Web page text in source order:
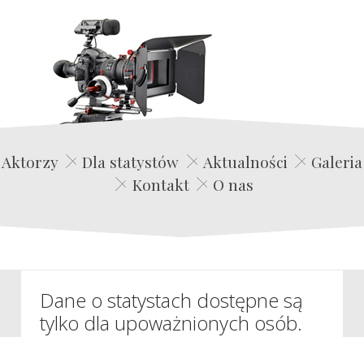
Edwin Film Agencja Aktorska
Aktorzy Dla statystów Aktualności
Galeria
Kontakt
O nas
Dane o statystach dostępne są
tylko dla upoważnionych osób.